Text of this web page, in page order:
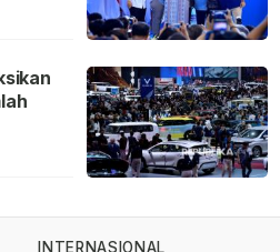
INTERNASIONAL